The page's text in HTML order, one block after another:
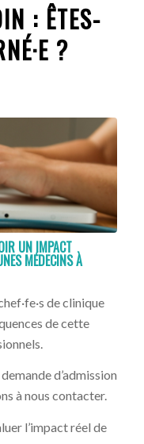
: ÊTES-
?
UN IMPACT
MÉDECINS À
de clinique
de cette
d’admission
à nous contacter.
l’impact réel de